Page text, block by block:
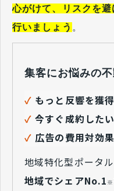
心がけて、リスクを
行いましょう 。
集客にお悩みの
✓ もっと反響を獲
✓ 今すぐ成約した
✓ 広告の費用対効
地域特化型ポータ
地域でシェアNo.1 ※